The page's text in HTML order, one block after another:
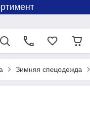
Зимняя спецодежда